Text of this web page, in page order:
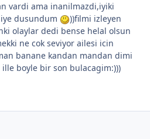
vardi ama inanilmazdi,iyiki
dusundum
))filmi izleyen
olaylar dedi bense helal olsun
ne cok seviyor ailesi icin
banane kandan mandan dimi
boyle bir son bulacagim:)))